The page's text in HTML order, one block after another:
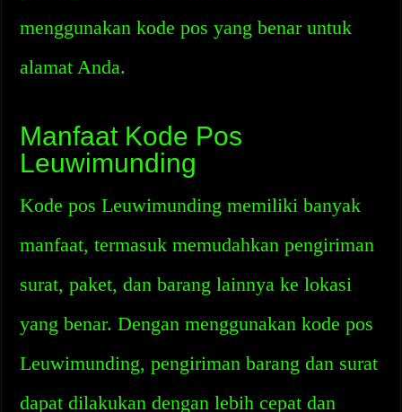
menggunakan kode pos yang benar untuk
alamat Anda.
Manfaat Kode Pos
Leuwimunding
Kode pos Leuwimunding memiliki banyak
manfaat, termasuk memudahkan pengiriman
surat, paket, dan barang lainnya ke lokasi
yang benar. Dengan menggunakan kode pos
Leuwimunding, pengiriman barang dan surat
dapat dilakukan dengan lebih cepat dan